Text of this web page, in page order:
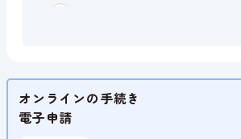
オンラインの手続き
電子申請